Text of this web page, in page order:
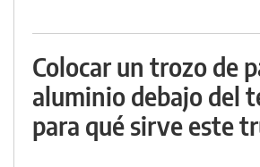
Colocar un trozo de
aluminio debajo del
para qué sirve este